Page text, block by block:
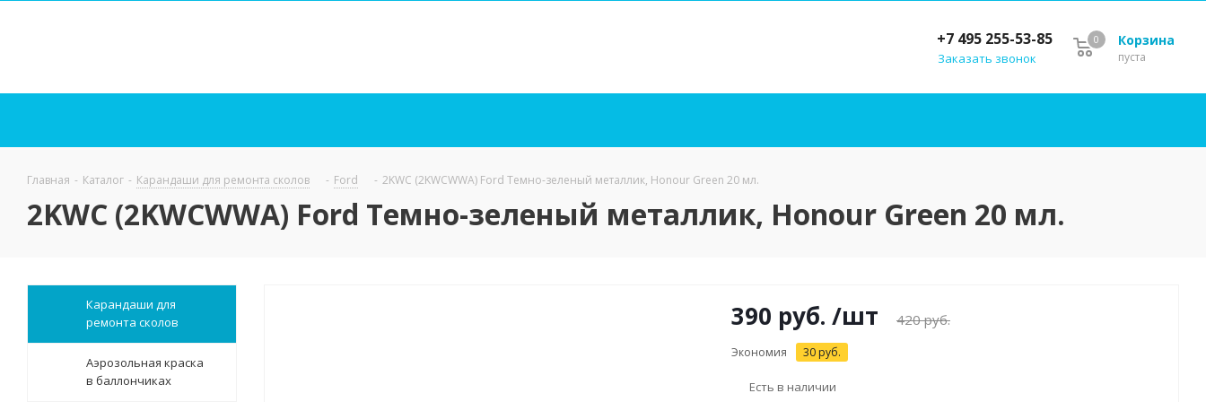
Корзина
пуста
0
+7 495 255-53-85
Заказать звонок
Главная - Каталог - Карандаши для ремонта сколов - Ford - 2KWC (2KWCWWA) Ford Темно-зеленый металлик, Honour Green 20 мл.
2KWC (2KWCWWA) Ford Темно-зеленый металлик, Honour Green 20 мл.
390 руб. /шт 420руб.
Экономия 30 руб.
Есть в наличии
Карандаши для
ремонта сколов
Аэрозольная краска
в баллончиках